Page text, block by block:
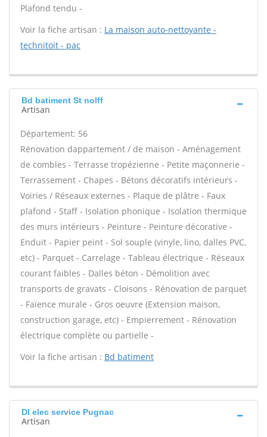
Plafond tendu -
Voir la fiche artisan : La maison auto-nettoyante -
technitoit - pac
Bd batiment St nolff
Artisan
Département: 56
Rénovation dappartement / de maison - Aménagement
de combles - Terrasse tropézienne - Petite maçonnerie -
Terrassement - Chapes - Bétons décoratifs intérieurs -
Voiries / Réseaux externes - Plaque de plâtre - Faux
plafond - Staff - Isolation phonique - Isolation thermique
des murs intérieurs - Peinture - Peinture décorative -
Enduit - Papier peint - Sol souple (vinyle, lino, dalles PVC,
etc) - Parquet - Carrelage - Tableau électrique - Réseaux
courant faibles - Dalles béton - Démolition avec
transports de gravats - Cloisons - Rénovation de parquet
- Faïence murale - Gros oeuvre (Extension maison,
construction garage, etc) - Empierrement - Rénovation
électrique complète ou partielle -
Voir la fiche artisan : Bd batiment
Dl elec service Pugnac
Artisan